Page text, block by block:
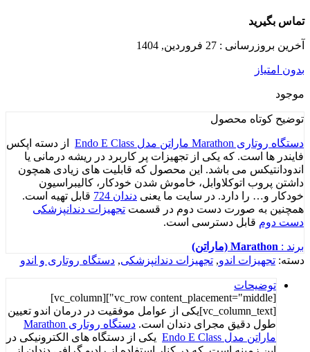
تماس بگیرید
آخرین بروزرسانی : 27 فروردین, 1404
بدون امتیاز
موجود
توضیح کوتاه محصول
دستگاه روتاری Marathon ماراتن مدل Endo E Class
از دسته اپکس
فایندر ها است. که یکی از تجهیزات پر کاربرد در ریشه درمانی یا
اندودانتیکس می باشد. این محصول که قابلیت های زیادی همچون
داشتن پروب اتوکلاوابل، خاموش شدن خودکار، کالیبراسیون
خودکار و… را دارد. در سایت ما یعنی دندان 724
قابل تهیه است.
همچنین به صورت دست دوم در قسمت تجهیزات دندانپزشکی
دست دوم قابل دسترسی است.
برند : Marathon (ماراتن)
دسته: تجهیزات اندو, تجهیزات دندانپزشکی, دستگاه روتاری و اندو
توضیحات
[vc_row content_placement="middle"][vc_column]
[vc_column_text]یکی از عوامل موفقیت در درمان اندو تعیین
طول دقیق مجرای دندان است.
دستگاه روتاری Marathon
ماراتن مدل Endo E Class
یکی از دستگاه های الکترونیکی در